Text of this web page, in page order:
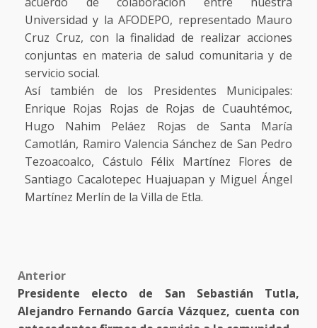
Universidad y la AFODEPO, representado Mauro
Cruz Cruz, con la finalidad de realizar acciones
conjuntas en materia de salud comunitaria y de
servicio social.
Así también de los Presidentes Municipales:
Enrique Rojas Rojas de Rojas de Cuauhtémoc,
Hugo Nahim Peláez Rojas de Santa María
Camotlán, Ramiro Valencia Sánchez de San Pedro
Tezoacoalco, Cástulo Félix Martínez Flores de
Santiago Cacalotepec Huajuapan y Miguel Ángel
Martínez Merlín de la Villa de Etla.
Post
navigation
Anterior
Presidente electo de San Sebastián Tutla,
Alejandro Fernando García Vázquez, cuenta con